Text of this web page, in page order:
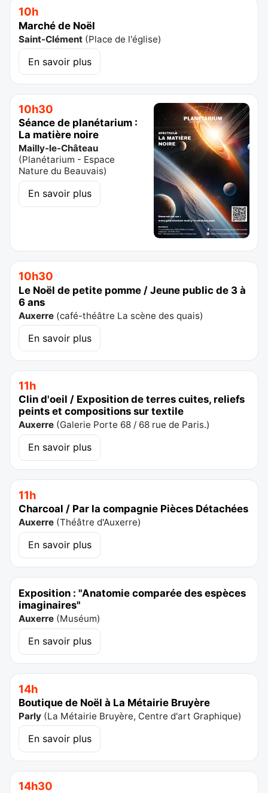
10h
Marché de Noël
Saint-Clément (Place de l'église)
En savoir plus
10h30
Séance de planétarium :
La matière noire
Mailly-le-Château
(Planétarium - Espace
Nature du Beauvais)
En savoir plus
10h30
Le Noël de petite pomme / Jeune public de 3 à
6 ans
Auxerre (café-théâtre La scène des quais)
En savoir plus
11h
Clin d'oeil / Exposition de terres cuites, reliefs
peints et compositions sur textile
Auxerre (Galerie Porte 68 / 68 rue de Paris.)
En savoir plus
11h
Charcoal / Par la compagnie Pièces Détachées
Auxerre (Théâtre d'Auxerre)
En savoir plus
Exposition : "Anatomie comparée des espèces
imaginaires"
Auxerre (Muséum)
En savoir plus
14h
Boutique de Noël à La Métairie Bruyère
Parly (La Métairie Bruyère, Centre d'art Graphique)
En savoir plus
14h30